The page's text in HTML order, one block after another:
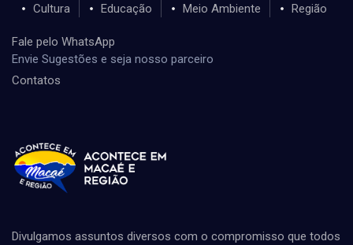
Cultura
Educação Meio Ambiente Região
Fale pelo WhatsApp
Envie Sugestões e seja nosso parceiro
Contatos
Divulgamos assuntos diversos com o compromisso que todos